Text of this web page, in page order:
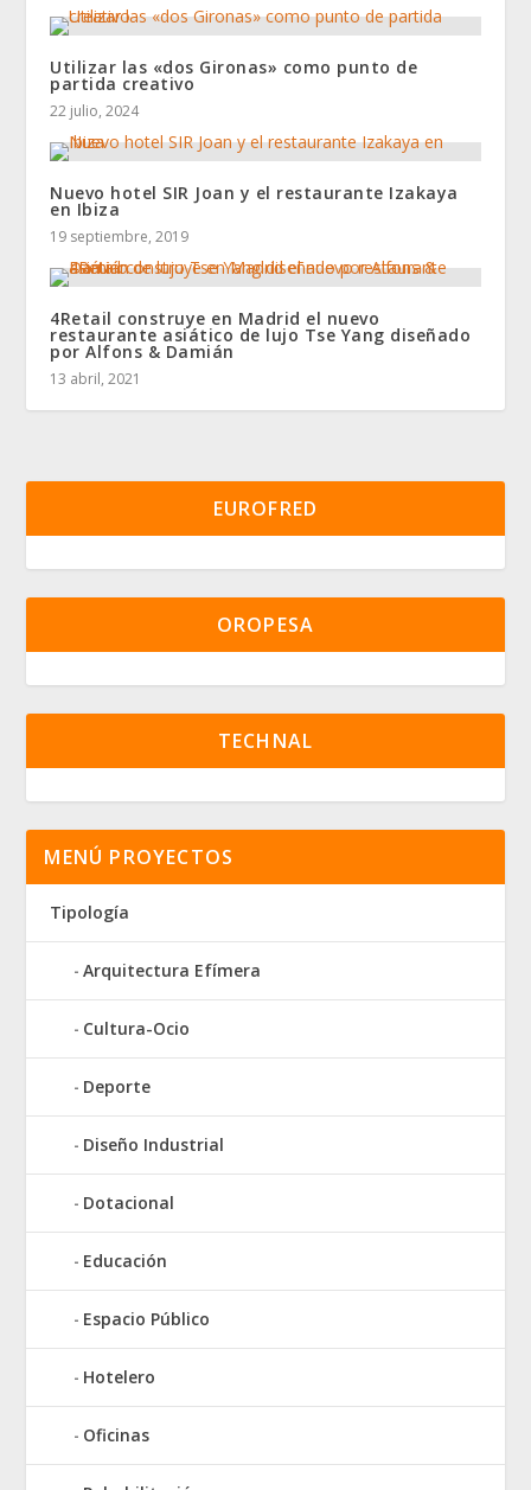
Utilizar las «dos Gironas» como punto de
partida creativo
22 julio, 2024
Nuevo hotel SIR Joan y el restaurante Izakaya
en Ibiza
19 septiembre, 2019
4Retail construye en Madrid el nuevo
restaurante asiático de lujo Tse Yang diseñado
por Alfons & Damián
13 abril, 2021
EUROFRED
OROPESA
TECHNAL
MENÚ PROYECTOS
Tipología
Arquitectura Efímera
Cultura-Ocio
Deporte
Diseño Industrial
Dotacional
Educación
Espacio Público
Hotelero
Oficinas